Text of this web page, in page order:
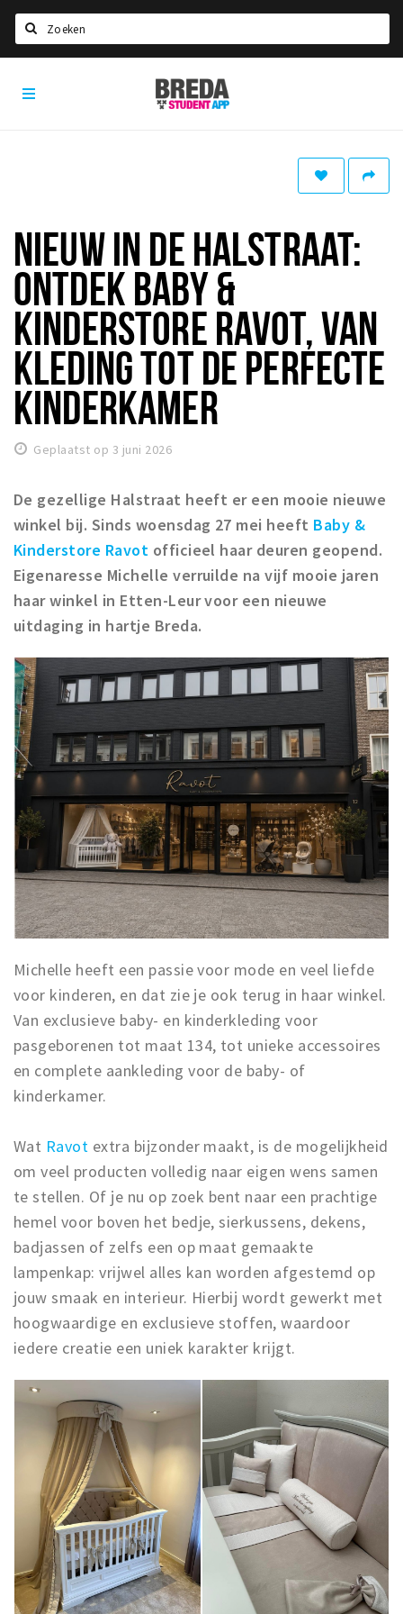
HOME
Studentenverenigingen
Studentenraad
Studentenroutes
New in town? Check FAQ!
WONEN
Woonruimte
Inschrijven gemeente
Huisarts en eerste hulp
Q&A
KORTING
Breda Student Shop
Draai aan het rad!
VRIJE TIJD
Sport
Nieuws
Agenda
Bezienswaardigheden
Musea, theaters & podia
Uitjes & activiteiten
Studentenroutes
Natuurgebieden
Party pics
Eten
Drinken
Slapen
Recreatief
Winkels
Deals
Parkeren
Inloggen
Breda
Student
NIEUW IN DE HALSTRAAT:
ONTDEK BABY &
KINDERSTORE RAVOT, VAN
KLEDING TOT DE PERFECTE
KINDERKAMER
Geplaatst op 3 juni 2026
De gezellige Halstraat heeft er een mooie nieuwe
winkel bij. Sinds woensdag 27 mei heeft Baby &
Kinderstore Ravot officieel haar deuren geopend.
Eigenaresse Michelle verruilde na vijf mooie jaren
haar winkel in Etten-Leur voor een nieuwe
uitdaging in hartje Breda.
Michelle heeft een passie voor mode en veel liefde
voor kinderen, en dat zie je ook terug in haar winkel.
Van exclusieve baby- en kinderkleding voor
pasgeborenen tot maat 134, tot unieke accessoires
en complete aankleding voor de baby- of
kinderkamer.
Wat Ravot extra bijzonder maakt, is de mogelijkheid
om veel producten volledig naar eigen wens samen
te stellen. Of je nu op zoek bent naar een prachtige
hemel voor boven het bedje, sierkussens, dekens,
badjassen of zelfs een op maat gemaakte
lampenkap: vrijwel alles kan worden afgestemd op
jouw smaak en interieur. Hierbij wordt gewerkt met
hoogwaardige en exclusieve stoffen, waardoor
iedere creatie een uniek karakter krijgt.